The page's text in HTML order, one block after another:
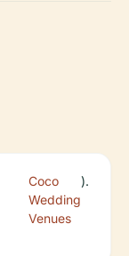
Coco
Wedding
Venues
).